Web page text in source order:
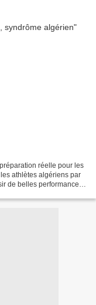
réelle pour les
athlètes algériens par
de belles performances